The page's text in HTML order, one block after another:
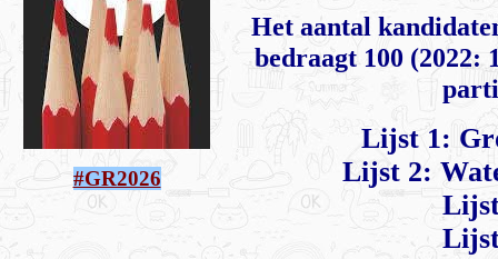
#GR2026
Het aantal
bedraagt 100 (2022:
Lijst 1:
Lijst 2: